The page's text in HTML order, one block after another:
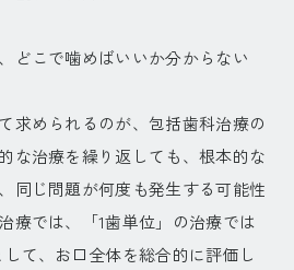
どこで噛めばいいか分からない
求められるのが、包括歯科治療の
な治療を繰り返しても、根本的な
同じ問題が何度も発生する可能性
療では、「1歯単位」の治療では
て、お口全体を総合的に評価し